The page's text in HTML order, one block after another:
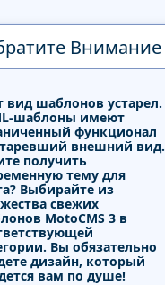
Внимание
вид шаблонов устарел.
шаблоны имеют
функционал
внешний вид.
получить
тему для
Выбирайте из
свежих
MotoCMS 3 в
Вы обязательно
дизайн, который
вам по душе!